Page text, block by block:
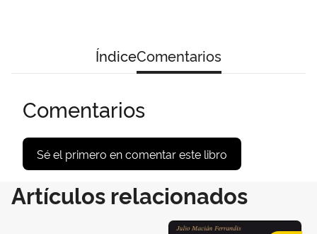
ÍndiceComentarios
Comentarios
Sé el primero en comentar este libro
Artículos relacionados